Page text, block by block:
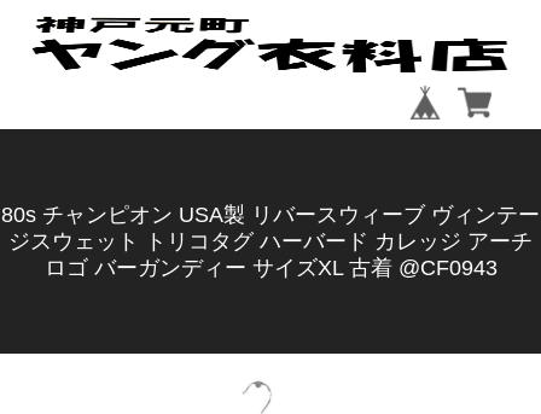
80s チャンピオン USA製 リバースウィーブ ヴィンテー
ジスウェット トリコタグ ハーバード カレッジ アーチ
ロゴ バーガンディー サイズXL 古着 @CF0943